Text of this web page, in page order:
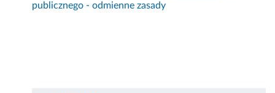
publicznego - odmienne zasady